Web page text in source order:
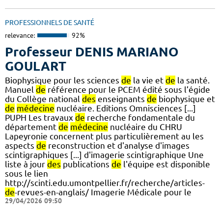
PROFESSIONNELS DE SANTÉ
relevance: 92%
Professeur DENIS MARIANO
GOULART
Biophysique pour les sciences de la vie et de la santé.
Manuel de référence pour le PCEM édité sous l’égide
du Collège national des enseignants de biophysique et
de médecine nucléaire. Editions Omnisciences [...]
PUPH Les travaux de recherche fondamentale du
département de médecine nucléaire du CHRU
Lapeyronie concernent plus particulièrement au les
aspects de reconstruction et d'analyse d'images
scintigraphiques [...] d'imagerie scintigraphique Une
liste à jour des publications de l'équipe est disponible
sous le lien
http://scinti.edu.umontpellier.fr/recherche/articles-
de-revues-en-anglais/ Imagerie Médicale pour le
29/04/2026 09:50